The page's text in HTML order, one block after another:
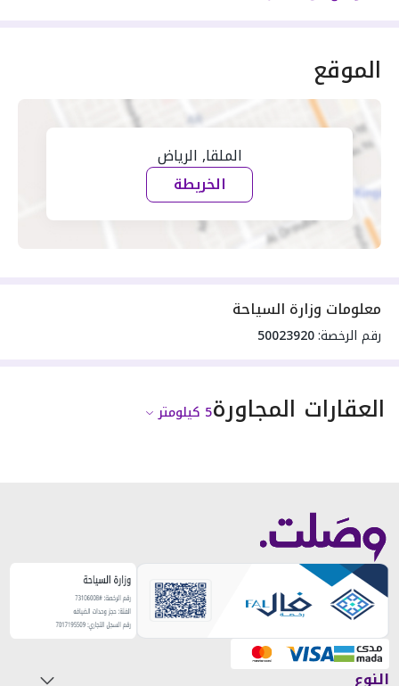
الموقع
الملقا, الرياض
الخريطة
معلومات وزارة السياحة
رقم الرخصة:50023920
العقارات المجاورة5 كيلومتر
النوع